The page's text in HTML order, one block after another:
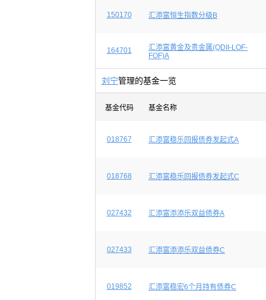
150170 汇添富恒生指数分级B
164701
汇添富黄金及贵金属(QDII-LOF-
FOF)A
刘宁管理的基金一览
基金代码 基金名称
018767 汇添富稳乐回报债券发起式A
018768 汇添富稳乐回报债券发起式C
027432 汇添富添添乐双益债券A
027433 汇添富添添乐双益债券C
019852 汇添富稳宏6个月持有债券C